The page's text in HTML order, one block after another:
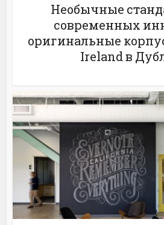
Необычные
современных
оригинальные
Ireland в